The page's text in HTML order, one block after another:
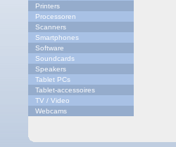
Printers
Processoren
Scanners
Smartphones
Software
Soundcards
Speakers
Tablet PCs
Tablet-accessoires
TV / Video
Webcams